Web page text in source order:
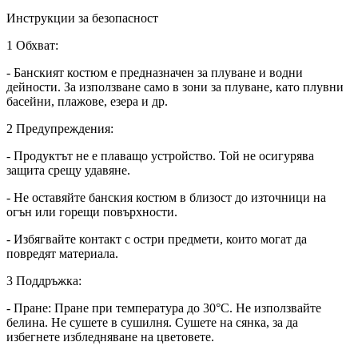
Инструкции за безопасност
1 Обхват:
- Банският костюм е предназначен за плуване и водни
дейности. За използване само в зони за плуване, като плувни
басейни, плажове, езера и др.
2 Предупреждения:
- Продуктът не е плаващо устройство. Той не осигурява
защита срещу удавяне.
- Не оставяйте банския костюм в близост до източници на
огън или горещи повърхности.
- Избягвайте контакт с остри предмети, които могат да
повредят материала.
3 Поддръжка:
- Пране: Пране при температура до 30°C. Не използвайте
белина. Не сушете в сушилня. Сушете на сянка, за да
избегнете избледняване на цветовете.